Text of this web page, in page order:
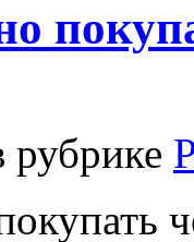
рубрике